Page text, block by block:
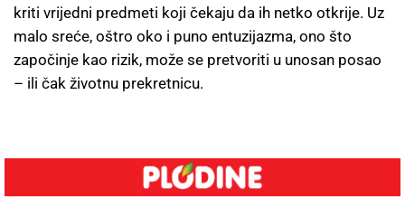
kriti vrijedni predmeti koji čekaju da ih netko otkrije. Uz
malo sreće, oštro oko i puno entuzijazma, ono što
započinje kao rizik, može se pretvoriti u unosan posao
– ili čak životnu prekretnicu.